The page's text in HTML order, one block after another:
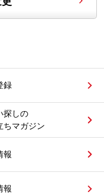
録
探しの
ちマガジン
報
報